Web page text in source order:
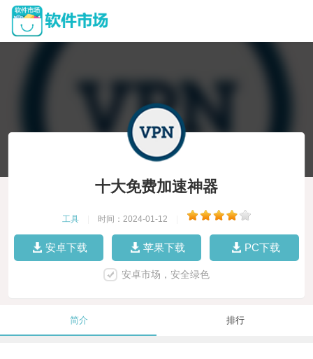
十大免费加速神器
工具 时间：2024-01-12
安卓下载 苹果下载 PC下载
安卓市场，安全绿色
简介 排行